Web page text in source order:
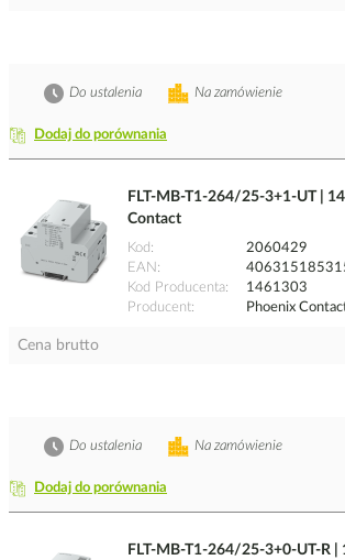
Dodaj do porównania
Na zamówienie
Do ustalenia
FLT-MB-T1-264/25-3+1-UT |
Contact
Kod
2060429
EAN
Kod Producenta
1461303
Producent
Phoenix
Cena brutto
Dodaj do porównania
Na zamówienie
Do ustalenia
FLT-MB-T1-264/25-3+0-UT-R